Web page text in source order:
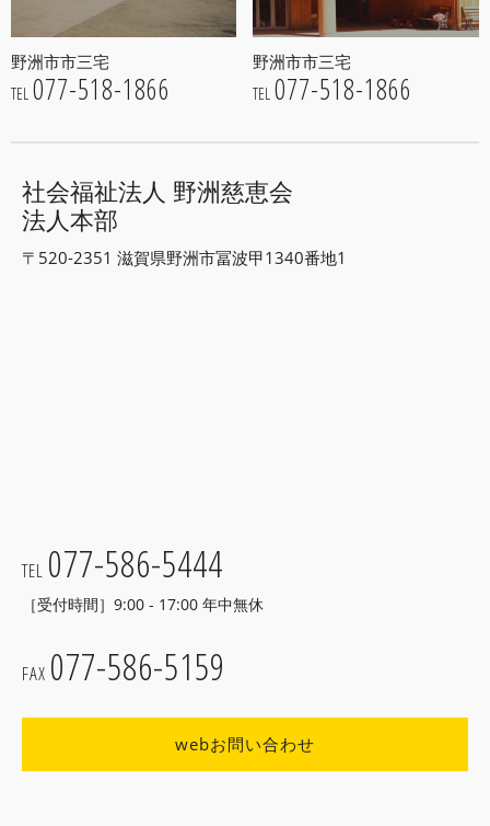
野洲市市三宅
TEL 077-518-1866
野洲市市三宅
TEL 077-518-1866
社会福祉法人 野洲慈恵会
法人本部
〒520-2351 滋賀県野洲市冨波甲1340番地1
TEL 077-586-5444
［受付時間］9:00 - 17:00 年中無休
FAX 077-586-5159
webお問い合わせ